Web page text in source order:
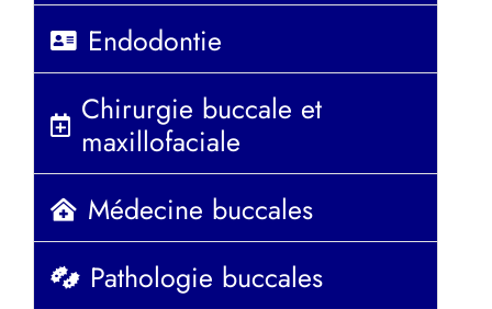
Endodontie
Chirurgie buccale et
maxillofaciale
Médecine buccales
Pathologie buccales